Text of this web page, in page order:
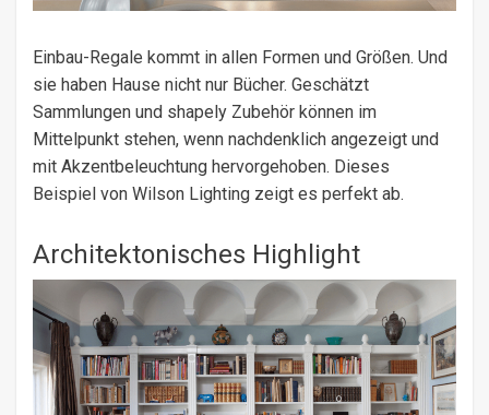
Einbau-Regale kommt in allen Formen und Größen. Und
sie haben Hause nicht nur Bücher. Geschätzt
Sammlungen und shapely Zubehör können im
Mittelpunkt stehen, wenn nachdenklich angezeigt und
mit Akzentbeleuchtung hervorgehoben. Dieses
Beispiel von Wilson Lighting zeigt es perfekt ab.
Architektonisches Highlight